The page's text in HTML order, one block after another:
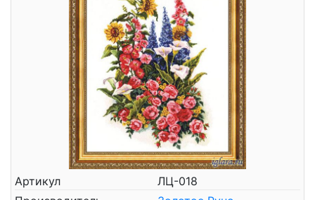
Артикул
ЛЦ-018